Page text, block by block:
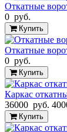
Откатные
0 руб.
Купить
Откатные
0 руб.
Купить
Каркас
36000 руб.
Купить